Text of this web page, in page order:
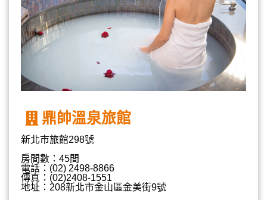
鼎帥溫泉旅館
新北市旅館298號
房間數：45間
電話：(02) 2498-8866
傳真：(02)2408-1551
地址：208新北市金山區金美街9號